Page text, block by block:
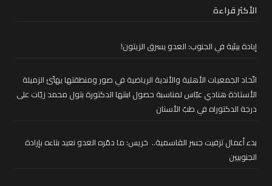
الأكثر قراءة
إبادة بيئية في الجنوب: العدو يسرق الزيتون!
اتّحاد الجمعيات الأهلية والأندية الرياضية في صور ومنطقتها يهنّئ الزميلة
الأستاذة هنادي عبّاس لمناسبة حصول ابنتها الدكتورة بتول محمد زيّات على
درجة الدكتوراه في طبّ الأسنان
بدء أعمال تزفيت جسر القاسمية.. خريس: ما دمّره العدو نعيد بناءه بإرادة
الجنوبيين